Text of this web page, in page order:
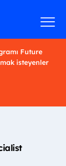
Future
isteyenler